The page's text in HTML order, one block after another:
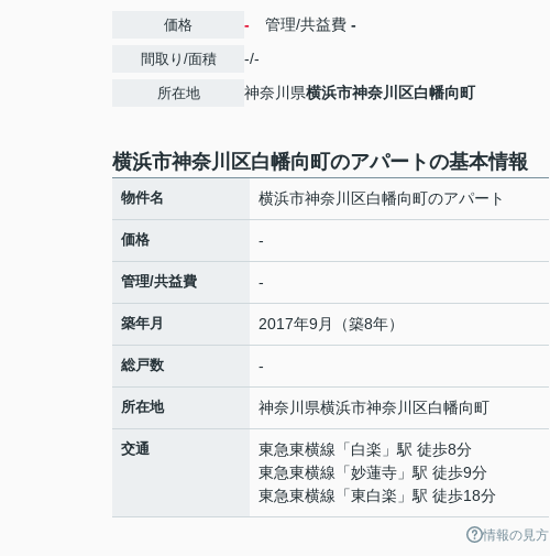
価格 - 管理/共益費 -
間取り/面積 -/-
所在地 神奈川県横浜市神奈川区白幡向町
横浜市神奈川区白幡向町のアパートの基本情報
物件名 横浜市神奈川区白幡向町のアパート
価格 -
管理/共益費 -
築年月 2017年9月（築8年）
総戸数 -
所在地 神奈川県横浜市神奈川区白幡向町
交通 東急東横線 「白楽 」駅 徒歩8分
東急東横線 「妙蓮寺 」駅 徒歩9分
東急東横線 「東白楽 」駅 徒歩18分
情報の見方